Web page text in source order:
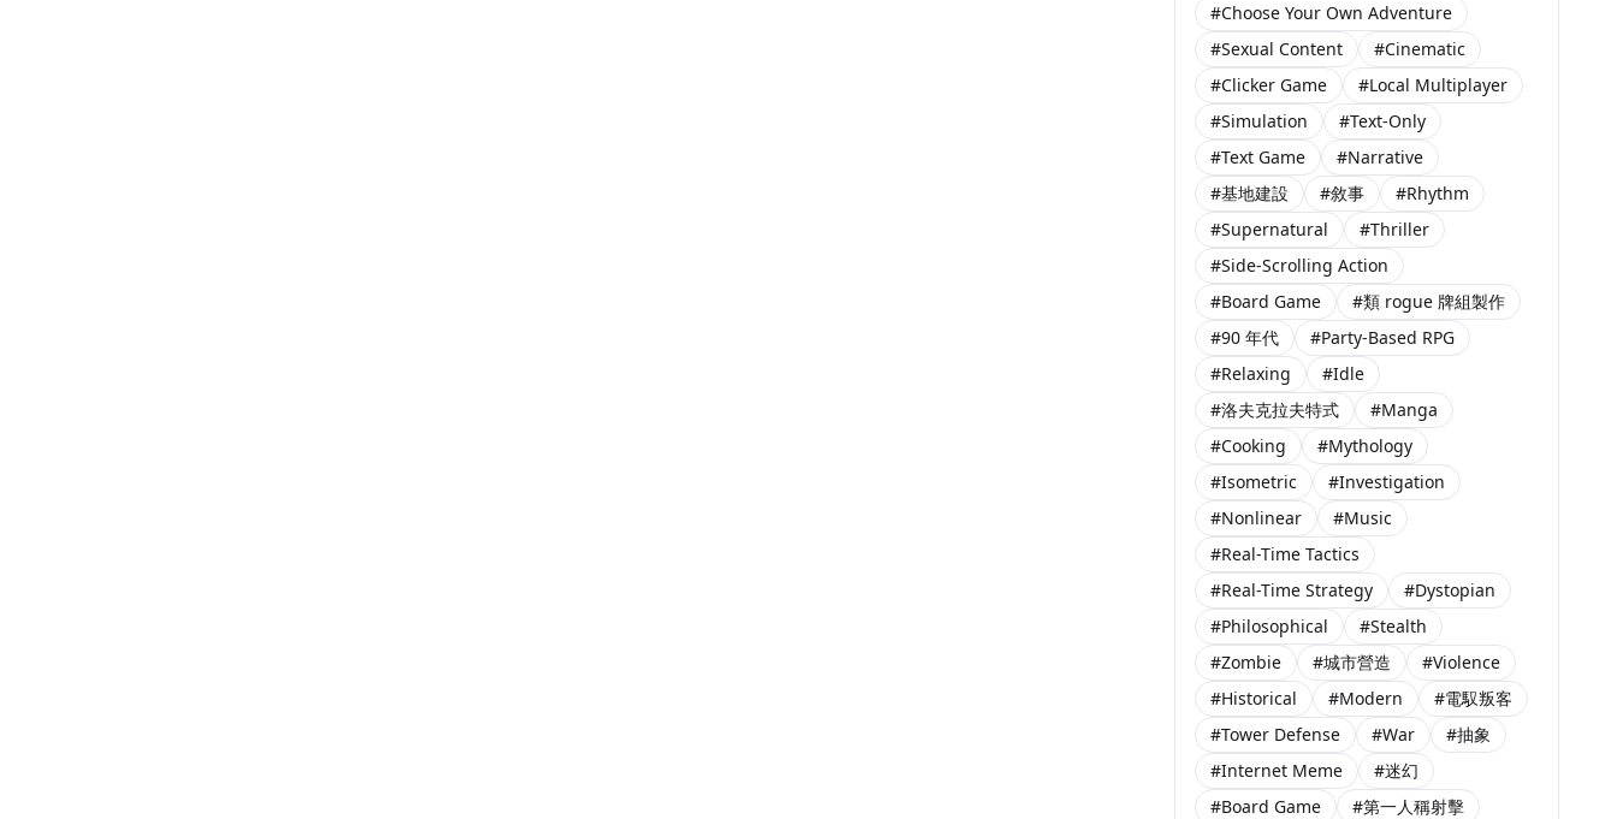
#Choose Your Own Adventure
#Sexual Content
#Cinematic
#Clicker Game
#Local Multiplayer
#Simulation
#Text-Only
#Text Game
#Narrative
#基地建設
#敘事
#Rhythm
#Supernatural
#Thriller
#Side-Scrolling Action
#Board Game
#類 rogue 牌組製作
#90 年代
#Party-Based RPG
#Relaxing
#Idle
#洛夫克拉夫特式
#Manga
#Cooking
#Mythology
#Isometric
#Investigation
#Nonlinear
#Music
#Real-Time Tactics
#Real-Time Strategy
#Dystopian
#Philosophical
#Stealth
#Zombie
#城市營造
#Violence
#Historical
#Modern
#電馭叛客
#Tower Defense
#War
#抽象
#Internet Meme
#迷幻
#Board Game
#第一人稱射擊